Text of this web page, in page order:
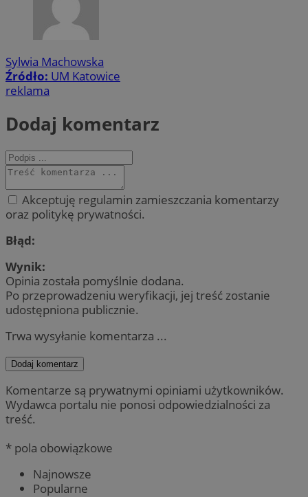
Sylwia Machowska
Źródło: UM Katowice
reklama
Dodaj komentarz
Akceptuję regulamin zamieszczania komentarzy
oraz politykę prywatności.
Błąd:
Wynik:
Opinia została pomyślnie dodana.
Po przeprowadzeniu weryfikacji, jej treść zostanie
udostępniona publicznie.
Trwa wysyłanie komentarza ...
Dodaj komentarz
Komentarze są prywatnymi opiniami użytkowników.
Wydawca portalu nie ponosi odpowiedzialności za
treść.
* pola obowiązkowe
Najnowsze
Popularne